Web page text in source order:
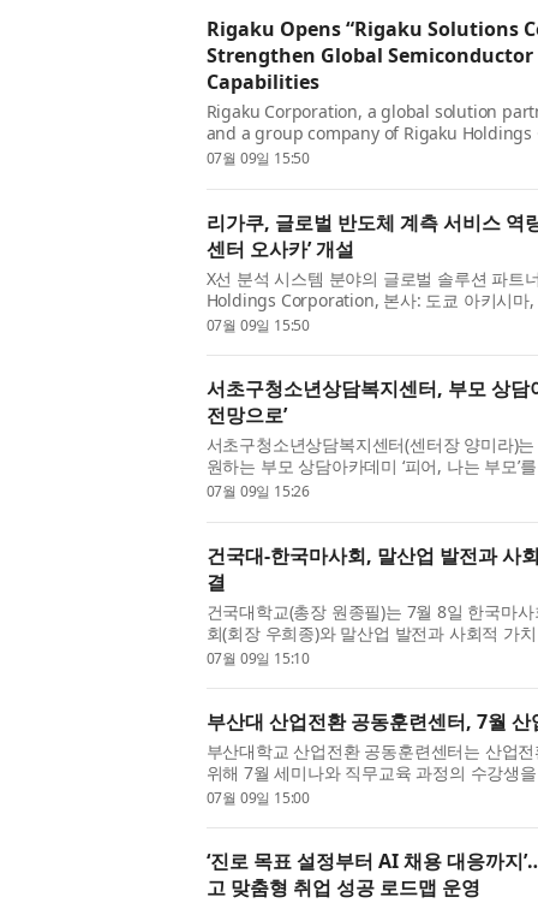
Rigaku Opens “Rigaku Solutions
Strengthen Global
Capabilities
Rigaku Corporation, a global solution
and a group company of Rigaku
Akishima, Tokyo; CEO: Jun Kawakami;
07월 09일 15:50
리가쿠, 글로벌 반도체 계측 서비스 역
센터 오사카’ 개설
X선 분석 시스템 분야의 글로벌 솔루션 파트
Holdings Corporation, 본사: 도쿄 아키시마
인 리가쿠(Rigaku Corporation)가 일본 오사
07월 09일 15:50
서초구청소년상담복지센터, 부모 상담
전망으로’
서초구청소년상담복지센터(센터장 양미라)
원하는 부모 상담아카데미 ‘피어, 나는 부모’
성공적으로 마무리했다고 밝혔다. 2026 가족
07월 09일 15:26
건국대-한국마사회, 말산업 발전과 사
결
건국대학교(총장 원종필)는 7월 8일 한국마
회(회장 우희종)와 말산업 발전과 사회적 가
결했다. 이번 협약은 양 기관이 말산업을 기
07월 09일 15:10
부산대 산업전환 공동훈련센터, 7월
부산대학교 산업전환 공동훈련센터는 산업
위해 7월 세미나와 직무교육 과정의 수강생
용노동부와 한국산업인력공단이 지원하는
07월 09일 15:00
‘진로 목표 설정부터 AI 채용 대응까지
고 맞춤형 취업 성공 로드맵 운영